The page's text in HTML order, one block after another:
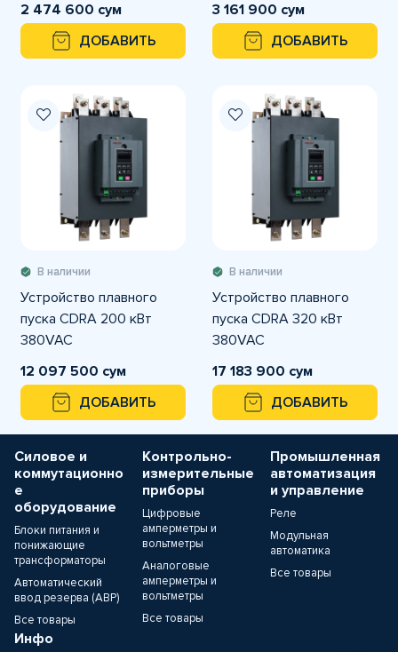
2 474 600 сум
ДОБАВИТЬ
3 161 900 сум
ДОБАВИТЬ
В наличии
Устройство плавного
пуска CDRA 200 кВт
380VAC
12 097 500 сум
ДОБАВИТЬ
В наличии
Устройство плавного
пуска CDRA 320 кВт
380VAC
17 183 900 сум
ДОБАВИТЬ
Силовое и
коммутационно
е
оборудование
Блоки питания и
понижающие
трансформаторы
Автоматический
ввод резерва (АВР)
Все товары
Контрольно-
измерительные
приборы
Цифровые
амперметры и
вольтметры
Аналоговые
амперметры и
вольтметры
Все товары
Промышленная
автоматизация
и управление
Реле
Модульная
автоматика
Все товары
Инфо